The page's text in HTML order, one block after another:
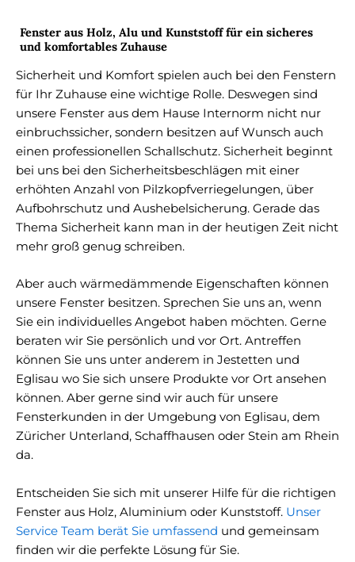
Fenster aus Holz, Alu und Kunststoff für ein sicheres
und komfortables Zuhause
Sicherheit und Komfort spielen auch bei den Fenstern
für Ihr Zuhause eine wichtige Rolle. Deswegen sind
unsere Fenster aus dem Hause Internorm nicht nur
einbruchssicher, sondern besitzen auf Wunsch auch
einen professionellen Schallschutz. Sicherheit beginnt
bei uns bei den Sicherheitsbeschlägen mit einer
erhöhten Anzahl von Pilzkopfverriegelungen, über
Aufbohrschutz und Aushebelsicherung. Gerade das
Thema Sicherheit kann man in der heutigen Zeit nicht
mehr groß genug schreiben.
Aber auch wärmedämmende Eigenschaften können
unsere Fenster besitzen. Sprechen Sie uns an, wenn
Sie ein individuelles Angebot haben möchten. Gerne
beraten wir Sie persönlich und vor Ort. Antreffen
können Sie uns unter anderem in Jestetten und
Eglisau wo Sie sich unsere Produkte vor Ort ansehen
können. Aber gerne sind wir auch für unsere
Fensterkunden in der Umgebung von Eglisau, dem
Züricher Unterland, Schaffhausen oder Stein am Rhein
da.
Entscheiden Sie sich mit unserer Hilfe für die richtigen
Fenster aus Holz, Aluminium oder Kunststoff. Unser
Service Team berät Sie umfassend und gemeinsam
finden wir die perfekte Lösung für Sie.